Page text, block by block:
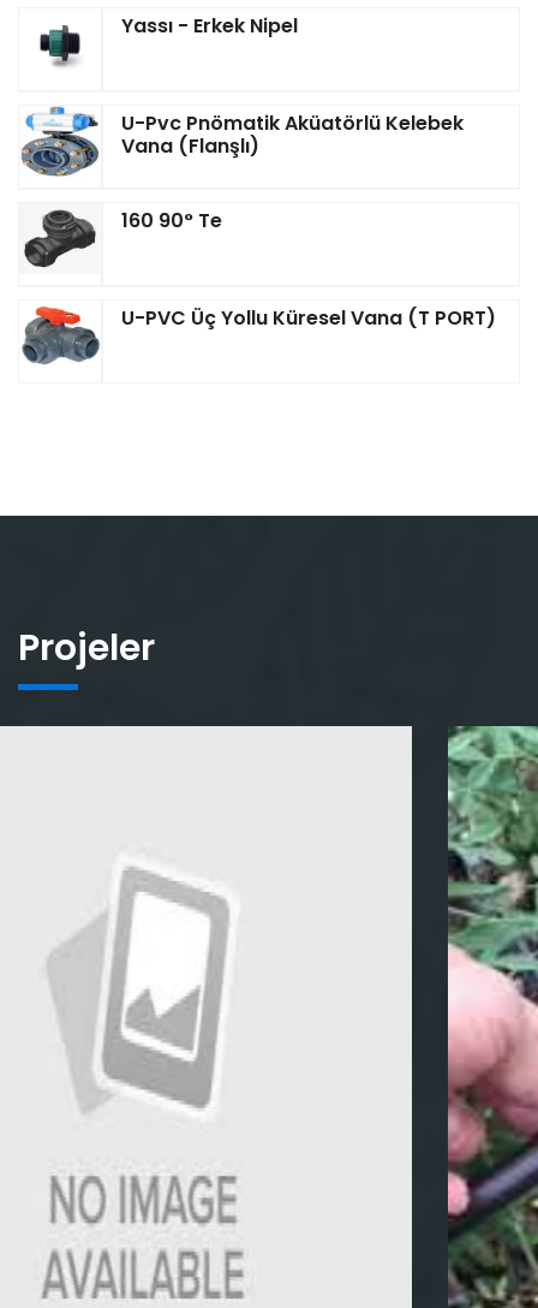
Yassı - Erkek Nipel
U-Pvc Pnömatik Aküatörlü Kelebek
Vana (Flanşlı)
160 90° Te
U-PVC Üç Yollu Küresel Vana (T PORT)
Projeler